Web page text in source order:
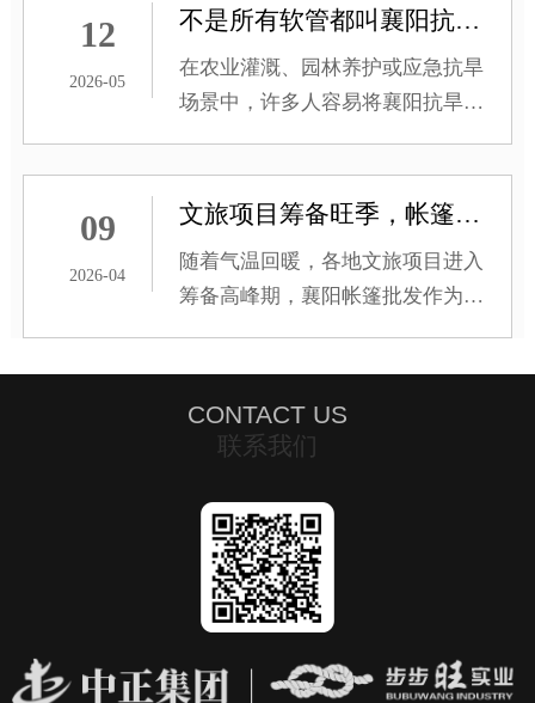
位，收到的篷布才能刚好贴合使用
12
2026-05
不是所有软管都叫襄阳抗旱水带：看“带”与“管”的本质区别
在农业灌溉、园林养护或应急抗旱
场景中，许多人容易将襄阳抗旱水
外观相似，但设计理念、材料工艺
和使用场景存在根本区别。理解这
工具，避免因误用导致效率低下或
设备损耗。
09
2026-04
文旅项目筹备旺季，帐篷批发选型与搭配建议
随着气温回暖，各地文旅项目进入
筹备高峰期，襄阳帐篷批发作为露
场景规划，既能控制投入成本，又
CONTACT US
联系我们